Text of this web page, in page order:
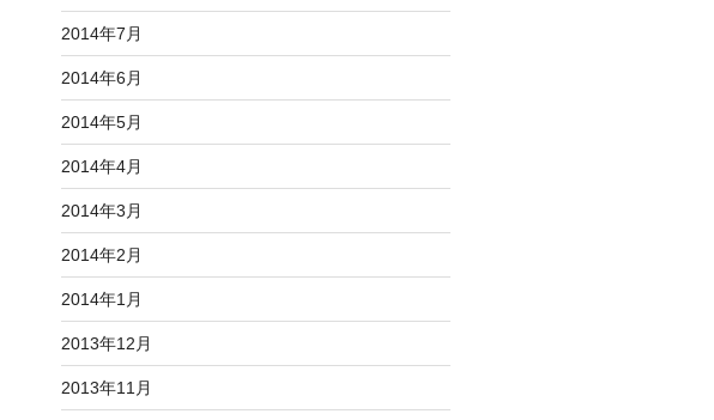
2014年7月
2014年6月
2014年5月
2014年4月
2014年3月
2014年2月
2014年1月
2013年12月
2013年11月